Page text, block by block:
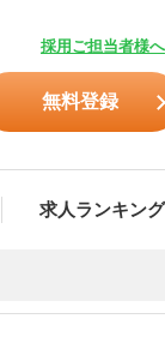
採用ご担当者様へ
無料登録
求人ランキング